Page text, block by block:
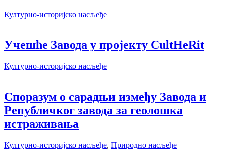
Културно-историјско насљеђе
Учешће Завода у пројекту CultHeRit
Културно-историјско насљеђе
Споразум о сарадњи између Завода и
Републичког завода за геолошка
истраживања
Културно-историјско насљеђе, Природно насљеђе